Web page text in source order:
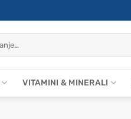
VITAMINI & MINERALI